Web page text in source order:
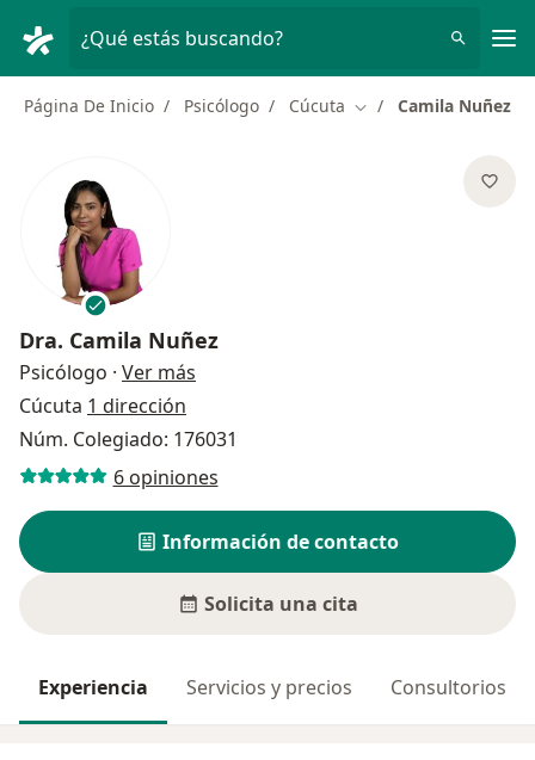
¿Qué estás buscando?
Página De Inicio Psicólogo Cúcuta Cambiar de ciudad
Camila Nuñez
Dra. Camila Nuñez
Psicólogo · Ver más
Cúcuta 1 dirección
Núm. Colegiado: 176031
6 opiniones
Información de contacto
Solicita una cita
Experiencia Servicios y precios Consultorios